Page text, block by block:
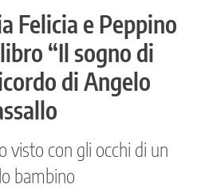
Felicia e Peppino
“Il sogno di
di Angelo
visto con gli occhi di un
bambino